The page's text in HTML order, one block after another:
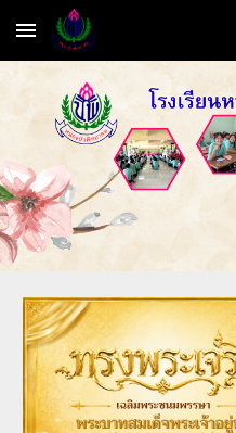
Skip to main content